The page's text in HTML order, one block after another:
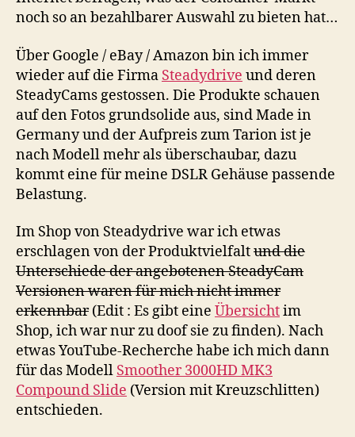
noch so an bezahlbarer Auswahl zu bieten hat…
Über Google / eBay / Amazon bin ich immer
wieder auf die Firma Steadydrive und deren
SteadyCams gestossen. Die Produkte schauen
auf den Fotos grundsolide aus, sind Made in
Germany und der Aufpreis zum Tarion ist je
nach Modell mehr als überschaubar, dazu
kommt eine für meine DSLR Gehäuse passende
Belastung.
Im Shop von Steadydrive war ich etwas
erschlagen von der Produktvielfaltund die
Unterschiede der angebotenen SteadyCam
Versionen waren für mich nicht immer
erkennbar(Edit : Es gibt eine Übersichtim
Shop, ich war nur zu doof sie zu finden). Nach
etwas YouTube-Recherche habe ich mich dann
für das Modell Smoother 3000HD MK3
Compound Slide (Version mit Kreuzschlitten)
entschieden.